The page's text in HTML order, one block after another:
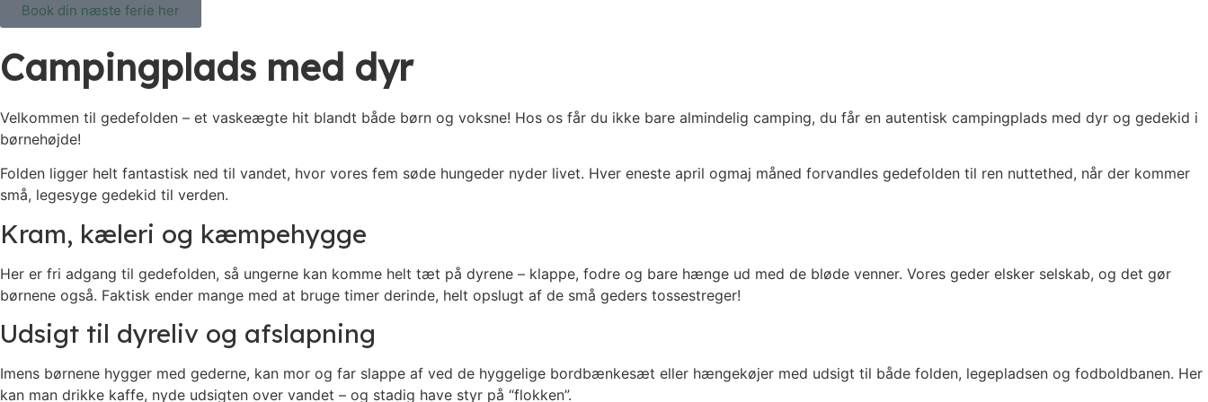
Book din næste ferie her
Campingplads med dyr
Velkommen til gedefolden – et vaskeægte hit blandt både børn og voksne! Hos os får du ikke bare almindelig camping, du får en autentisk campingplads med dyr og gedekid i
børnehøjde!
Folden ligger helt fantastisk ned til vandet, hvor vores fem søde hungeder nyder livet. Hver eneste april ogmaj måned forvandles gedefolden til ren nuttethed, når der kommer
små, legesyge gedekid til verden.
Kram, kæleri og kæmpehygge
Her er fri adgang til gedefolden, så ungerne kan komme helt tæt på dyrene – klappe, fodre og bare hænge ud med de bløde venner. Vores geder elsker selskab, og det gør
børnene også. Faktisk ender mange med at bruge timer derinde, helt opslugt af de små geders tossestreger!
Udsigt til dyreliv og afslapning
Imens børnene hygger med gederne, kan mor og far slappe af ved de hyggelige bordbænkesæt eller hængekøjer med udsigt til både folden, legepladsen og fodboldbanen. Her
kan man drikke kaffe, nyde udsigten over vandet – og stadig have styr på “flokken”.